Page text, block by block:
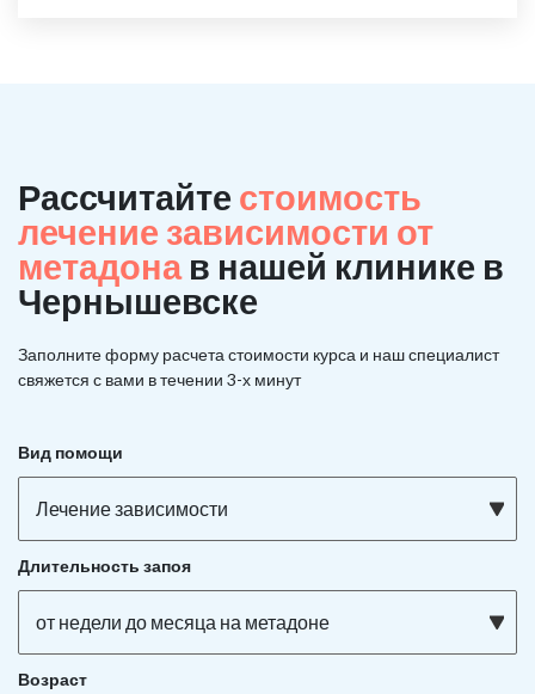
Рассчитайте стоимость
лечение зависимости от
метадона в нашей клинике в
Чернышевске
Заполните форму расчета стоимости курса и наш специалист
свяжется с вами в течении 3-х минут
Вид помощи
Лечение зависимости
Длительность запоя
от недели до месяца на метадоне
Возраст